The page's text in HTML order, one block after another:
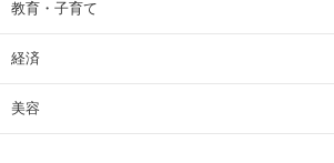
教育・子育て
経済
美容